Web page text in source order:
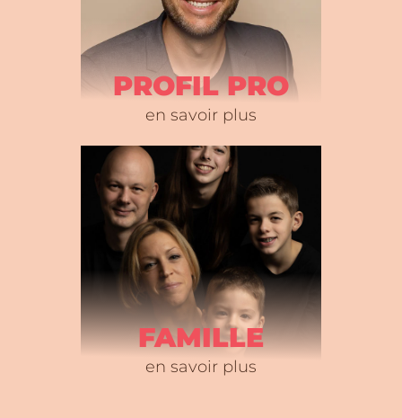
PROFIL PRO
en savoir plus
FAMILLE
en savoir plus